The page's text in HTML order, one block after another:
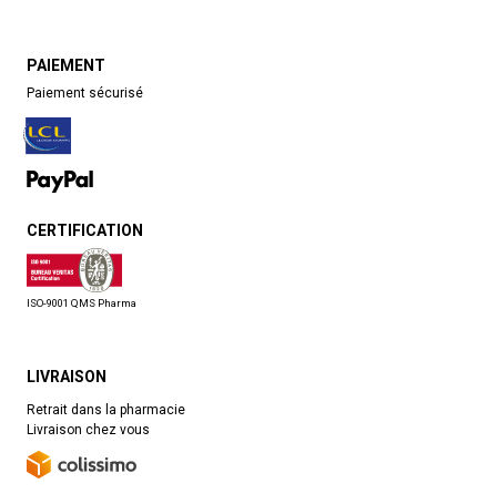
PAIEMENT
Paiement sécurisé
CERTIFICATION
ISO-9001 QMS Pharma
LIVRAISON
Retrait dans la pharmacie
Livraison chez vous